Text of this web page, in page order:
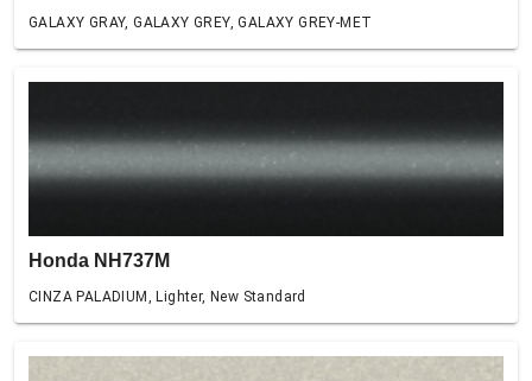
GALAXY GRAY, GALAXY GREY, GALAXY GREY-MET
Honda NH737M
CINZA PALADIUM, Lighter, New Standard